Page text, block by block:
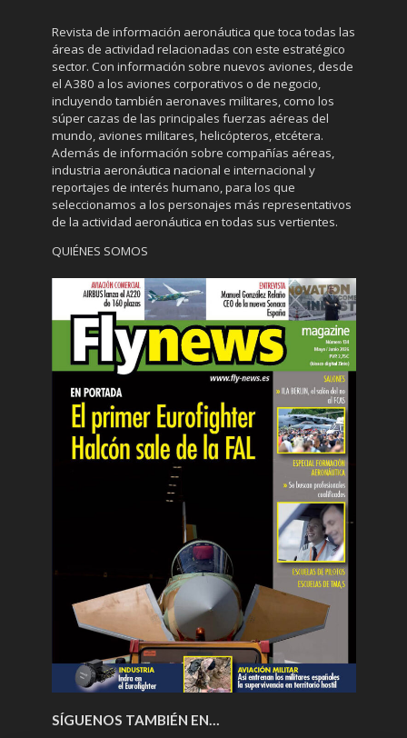
Revista de información aeronáutica que toca todas las
áreas de actividad relacionadas con este estratégico
sector. Con información sobre nuevos aviones, desde
el A380 a los aviones corporativos o de negocio,
incluyendo también aeronaves militares, como los
súper cazas de las principales fuerzas aéreas del
mundo, aviones militares, helicópteros, etcétera.
Además de información sobre compañías aéreas,
industria aeronáutica nacional e internacional y
reportajes de interés humano, para los que
seleccionamos a los personajes más representativos
de la actividad aeronáutica en todas sus vertientes.
QUIÉNES SOMOS
SÍGUENOS TAMBIÉN EN…